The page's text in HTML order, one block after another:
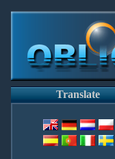
Translate